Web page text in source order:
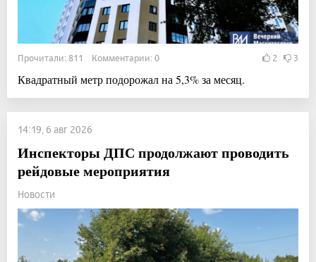
Прочитали: 811 Комментарии: 0 2 3
Квадратный метр подорожал на 5,3% за месяц.
14:19, 6 авг 2026
Инспекторы ДПС продолжают проводить
рейдовые мероприятия
Новости